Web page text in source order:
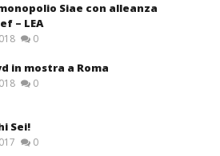
Siae con alleanza
– LEA
0
in mostra a Roma
0
Sei!
0